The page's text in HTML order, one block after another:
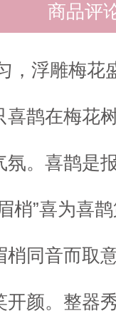
商品评
，浮雕梅花
鹊在梅花
。喜鹊是
梢”喜为喜
同音而取
开颜。整器